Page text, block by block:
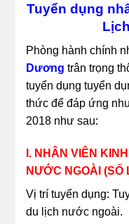
Tuyển dụng
Phòng hành chính
Dương trân trọng
tuyển dụng tuyển
thức để đáp ứng
2018 như sau:
I. NHÂN VIÊN
NƯỚC NGOÀI (SỐ
Vị trí tuyển dụng:
du lịch nước ngoài.